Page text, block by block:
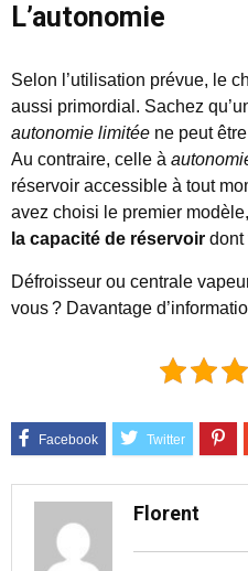
L’autonomie
Selon l’utilisation prévue, le
aussi primordial. Sachez
autonomie limitée ne peut
Au contraire, celle à
réservoir accessible à tout
avez choisi le premier
la capacité de réservoir dont
Défroisseur ou centrale
vous ? Davantage
Florent